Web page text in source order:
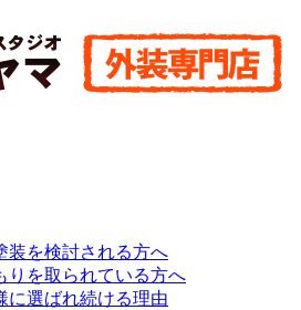
装を検討される方へ
りを取られている方へ
に選ばれ続ける理由